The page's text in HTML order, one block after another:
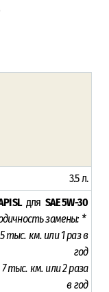
3.5 л.
SLдля SAE 5W-30
замены: *
тыс. км. или 1 раз в
год
тыс. км. или 2 раза
в год